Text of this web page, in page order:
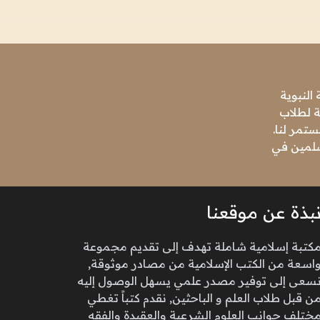
لطلاب
لنا.
في
نبذة عن موقعنا
مكتبة إسلامية شاملة تهدف إلى تقديم مجموعة
واسعة من الكتب الإسلامية من مصادر موثوقة,
نسعى إلى توفير مصدر علمي يسهل الوصول إليه
من قبل طلاب العلم و الباحثين, نقدم كتباً تغطي
مختلف جوانب العلوم الشرعية والعقيدة والفقه